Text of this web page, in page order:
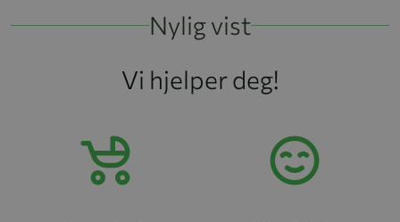
Nylig vist
Vi hjelper deg!